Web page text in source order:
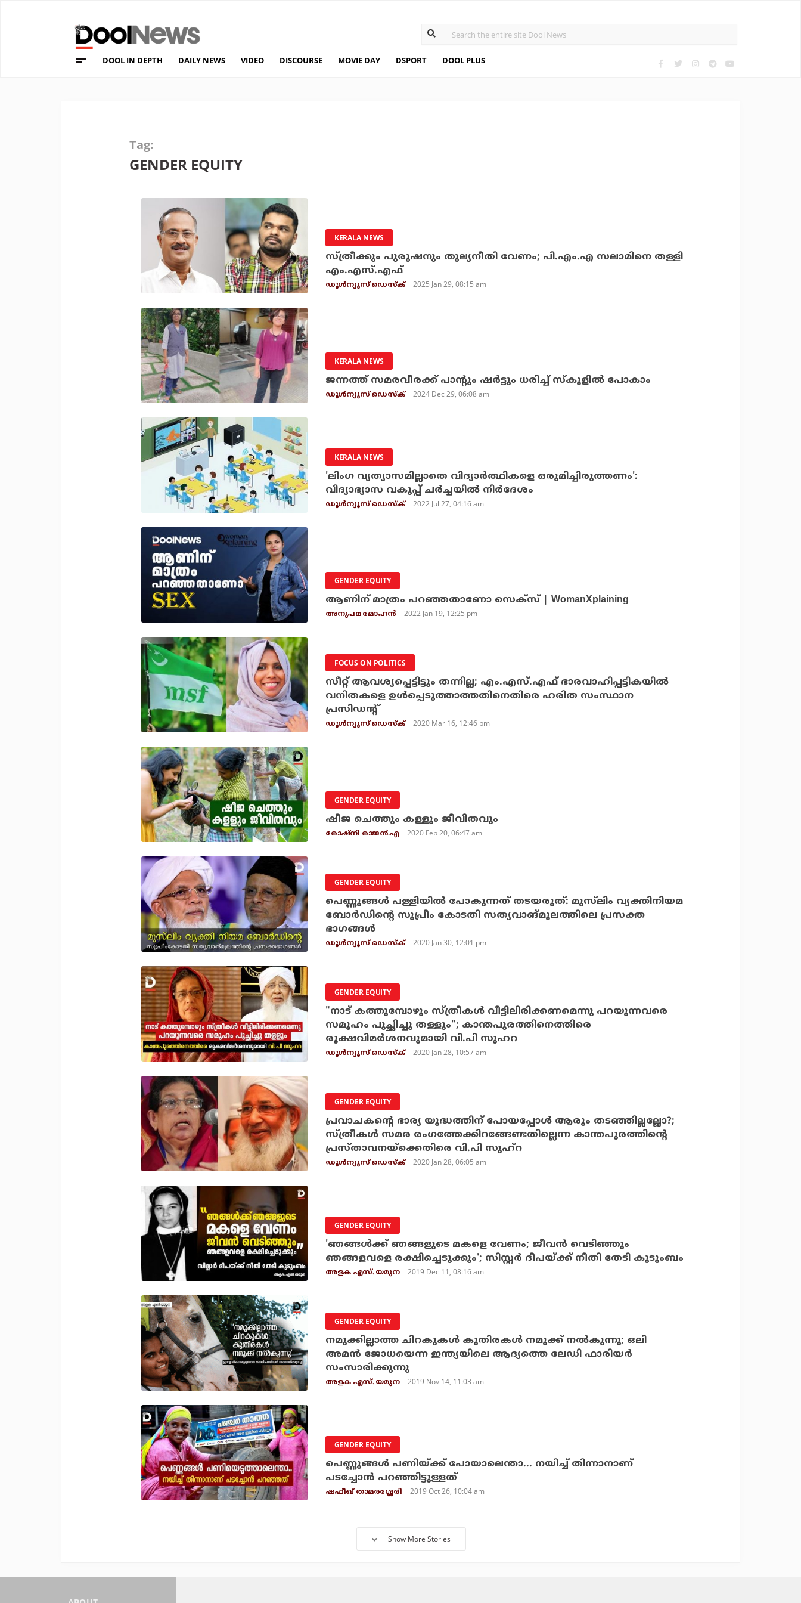
DOOL IN DEPTH DAILY NEWS VIDEO DISCOURSE MOVIE DAY DSPORT DOOL PLUS
Tag:
GENDER EQUITY
KERALA NEWS
സ്ത്രീക്കും പുരുഷനും തുല്യനീതി വേണം; പി.എം.എ സലാമിനെ തള്ളി
എം.എസ്.എഫ്
ഡൂള്‍ന്യൂസ് ഡെസ്‌ക് 2025 Jan 29, 08:15 am
KERALA NEWS
ജന്നത്ത് സമരവീരക്ക് പാന്റും ഷർട്ടും ധരിച്ച് സ്കൂളിൽ പോകാം
ഡൂള്‍ന്യൂസ് ഡെസ്‌ക് 2024 Dec 29, 06:08 am
KERALA NEWS
'ലിംഗ വ്യത്യാസമില്ലാതെ വിദ്യാര്‍ത്ഥികളെ ഒരുമിച്ചിരുത്തണം':
വിദ്യാഭ്യാസ വകുപ്പ് ചര്‍ച്ചയില്‍ നിര്‍ദേശം
ഡൂള്‍ന്യൂസ് ഡെസ്‌ക് 2022 Jul 27, 04:16 am
GENDER EQUITY
ആണിന് മാത്രം പറഞ്ഞതാണോ സെക്‌സ് | WomanXplaining
അനുപമ മോഹന്‍ 2022 Jan 19, 12:25 pm
FOCUS ON POLITICS
സീറ്റ് ആവശ്യപ്പെട്ടിട്ടും തന്നില്ല; എം.എസ്.എഫ് ഭാരവാഹിപ്പട്ടികയില്‍
വനിതകളെ ഉള്‍പ്പെടുത്താത്തതിനെതിരെ ഹരിത സംസ്ഥാന
പ്രസിഡന്റ്
ഡൂള്‍ന്യൂസ് ഡെസ്‌ക് 2020 Mar 16, 12:46 pm
GENDER EQUITY
ഷീജ ചെത്തും കള്ളും ജീവിതവും
രോഷ്‌നി രാജന്‍.എ 2020 Feb 20, 06:47 am
GENDER EQUITY
പെണ്ണുങ്ങൾ പള്ളിയിൽ പോകുന്നത് തടയരുത്: മുസ്‌ലിം വ്യക്തിനിയമ
ബോർഡിന്റെ സുപ്രീം കോടതി സത്യവാങ്മൂലത്തിലെ പ്രസക്ത
ഭാഗങ്ങൾ
ഡൂള്‍ന്യൂസ് ഡെസ്‌ക് 2020 Jan 30, 12:01 pm
GENDER EQUITY
"നാട് കത്തുമ്പോഴും സ്ത്രീകൾ വീട്ടിലിരിക്കണമെന്നു പറയുന്നവരെ
സമൂഹം പുച്ഛിച്ചു തള്ളും"; കാന്തപുരത്തിനെത്തിരെ
രൂക്ഷവിമർശനവുമായി വി.പി സുഹറ
ഡൂള്‍ന്യൂസ് ഡെസ്‌ക് 2020 Jan 28, 10:57 am
GENDER EQUITY
പ്രവാചകന്റെ ഭാര്യ യുദ്ധത്തിന് പോയപ്പോള്‍ ആരും തടഞ്ഞില്ലല്ലോ?;
സ്ത്രീകള്‍ സമര രംഗത്തേക്കിറങ്ങേണ്ടതില്ലെന്ന കാന്തപുരത്തിന്റെ
പ്രസ്താവനയ്‌ക്കെതിരെ വി.പി സുഹ്‌റ
ഡൂള്‍ന്യൂസ് ഡെസ്‌ക് 2020 Jan 28, 06:05 am
GENDER EQUITY
'ഞങ്ങള്‍ക്ക് ഞങ്ങളുടെ മകളെ വേണം; ജീവന്‍ വെടിഞ്ഞും
ഞങ്ങളവളെ രക്ഷിച്ചെടുക്കും'; സിസ്റ്റര്‍ ദീപയ്ക്ക്‌ നീതി തേടി കുടുംബം
അളക എസ്. യമുന 2019 Dec 11, 08:16 am
GENDER EQUITY
നമുക്കില്ലാത്ത ചിറകുകള്‍ കുതിരകള്‍ നമുക്ക് നല്‍കുന്നു; ഒലി
അമന്‍ ജോധയെന്ന ഇന്ത്യയിലെ ആദ്യത്തെ ലേഡി ഫാരിയര്‍
സംസാരിക്കുന്നു
അളക എസ്. യമുന 2019 Nov 14, 11:03 am
GENDER EQUITY
പെണ്ണുങ്ങള്‍ പണിയ്ക്ക് പോയാലെന്താ... നയിച്ച് തിന്നാനാണ്
പടച്ചോന്‍ പറഞ്ഞിട്ടുള്ളത്
ഷഫീഖ് താമരശ്ശേരി 2019 Oct 26, 10:04 am
Show More Stories